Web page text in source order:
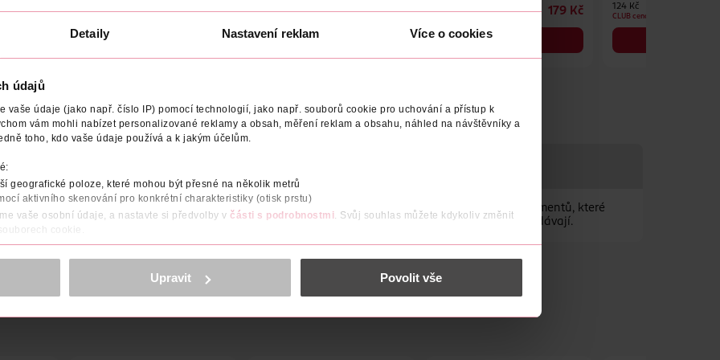
Detaily Nastavení reklam Více o cookies
údajů
vaše údaje (jako např. číslo IP) pomocí technologií, jako např. souborů cookie pro uchování a přístup k
vám mohli nabízet personalizované reklamy a obsah, měření reklam a obsahu, náhled na návštěvníky a
toho, kdo vaše údaje používá a k jakým účelům.
geografické poloze, které mohou být přesné na několik metrů
aktivního skenování pro konkrétní charakteristiky (otisk prstu)
vaše osobní údaje, a nastavte si předvolby v části s podrobnostmi . Svůj souhlas můžete kdykoliv změnit
cookie.
a reklam, funkcí sociálních médií, analýze návštěvnosti, které mohou nést osobní údaje.
osobních údajů.
<
Upravit Povolit vše
179 Kč 179 Kč
Obj. č.: 622684
179 Kč
DO KOŠÍKU
Obj. č.: 1146226
179 Kč
DO KOŠÍKU
Obj. č.: 1146264
124 Kč
CLUB cena
dokonalé kouřové ličení nebo pro přesně definovanou oční linku. Obsahuje vysoké množství pigmentů, které
stíny a linka 2v1 se pohodlně nanášejí a zároveň se díky dlouhotrvající textuře nedrolí a neopadávají.